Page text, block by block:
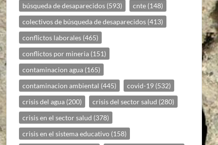
búsqueda de desaparecidos (593) cnte (148)
colectivos de búsqueda de desaparecidos (413)
conflictos laborales (465)
conflictos por mineria (151)
contaminacion agua (165)
contaminacion ambiental (445) covid-19 (532)
crisis del agua (200) crisis del sector salud (280)
crisis en el sector salud (378)
crisis en el sistema educativo (158)